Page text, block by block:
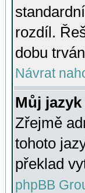
rozdíl.
dobu
Návrat
Můj
Zřejmě
tohoto
překlad
phpBB